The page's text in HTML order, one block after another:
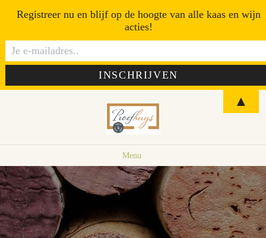
Menu
Registreer nu en blijf op de hoogte van alle kaas en wijn
acties!
▲